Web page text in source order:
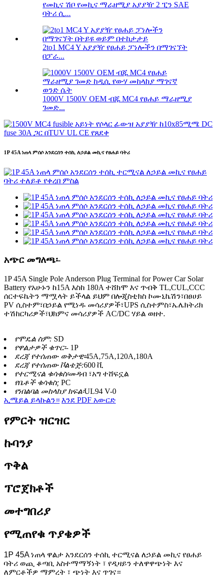
የመኪና ሽቦ የመኪና ማራዘሚያ አያያዥ 2 ፒን SAE
ባትሪ ሲ...
2to1 MC4 Y አያያዥ የፀሐይ ፓነሎችን በማገናኘት
በፓራ...
1000V 1500V OEM ብጁ MC4 የፀሐይ ማራዘሚያ
ገመድ...
1P 45A ነጠላ ምሰሶ አንደርሰን ተሰኪ ለኃይል መኪና የፀሐይ ባትሪ
አጭር መግለጫ፡-
1P 45A Single Pole Anderson Plug Terminal for Power Car Solar
Battery የአሁኑን ከ15A እስከ 180A ተሸክሞ እና ጥብቅ TL,CUL,CCC
ሰርተፍኬትን ማሟላት ይችላል ይህም በሎጂስቲክስ ኮሙኒኬሽን፣በፀሀይ
PV ሲስተም፣በኃይል የሚነዱ መሳሪያዎች፣UPS ሲስተምስ፣ኤሌክትሪክ
ተሽከርካሪዎች፣ህክምና መሳሪያዎች AC/DC ሃይል ወዘተ.
የሞዴል ስም: SD
የዋልታዎች ቁጥር፡- 1P
ደረጃ የተሰጠው ወቅታዊ፡45A,75A,120A,180A
ደረጃ የተሰጠው ቮልቴጅ:600 ቪ
የተርሚናል ቁሳቁስ፡መዳብ ፣አግ ተሸፍኗል
የቤቶች ቁሳቁስ; PC
የነበልባል መከላከያ ክፍል፡UL94 V-0
ኢሜይል ይላኩልን። እንደ PDF አውርድ
የምርት ዝርዝር
ኩባንያ
ጥቅል
ፕሮጀክቶች
መተግበሪያ
የሚጠየቁ ጥያቄዎች
1P 45A ነጠላ ዋልታ አንደርሰን ተሰኪ ተርሚናል ለኃይል መኪና የፀሐይ
ባትሪ ወጪ ቆጣቢ አስተማማኝነት ፣ የዲዛይን ተለዋዋጭነት እና
ለምርቶችዎ ማምረት ፣ ጭነት እና ጥገና።